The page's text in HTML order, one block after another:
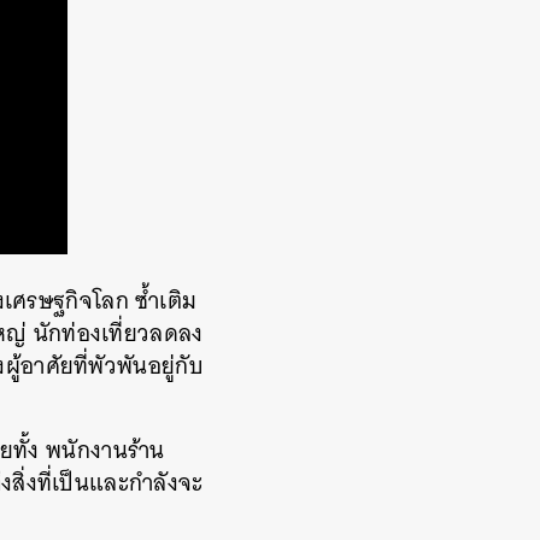
รษฐกิจโลก ซ้ำเติม
ญ่ นักท่องเที่ยวลดลง
ผู้อาศัยที่พัวพันอยู่กับ
ทั้ง พนักงานร้าน
สิ่งที่เป็นและกำลังจะ